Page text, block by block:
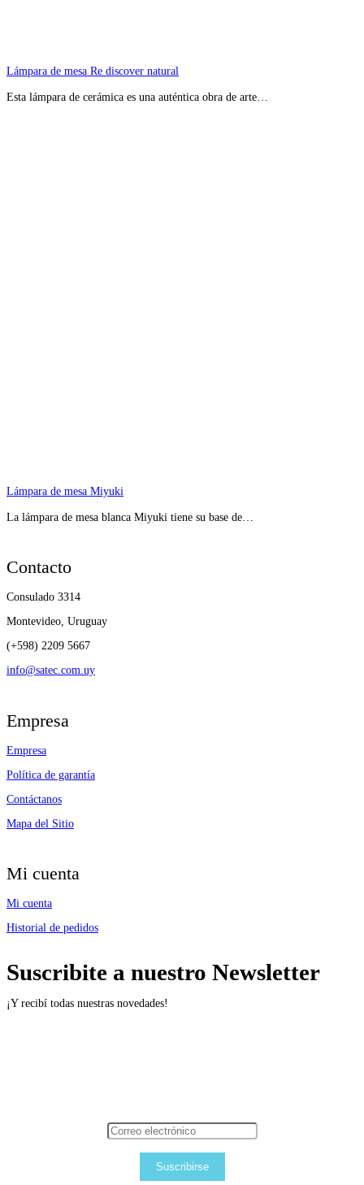
Lámpara de mesa Re discover natural
Esta lámpara de cerámica es una auténtica obra de arte…
Lámpara de mesa Miyuki
La lámpara de mesa blanca Miyuki tiene su base de…
Contacto
Consulado 3314
Montevideo, Uruguay
(+598) 2209 5667
info@satec.com.uy
Empresa
Empresa
Política de garantía
Contáctanos
Mapa del Sitio
Mi cuenta
Mi cuenta
Historial de pedidos
Suscribite a nuestro Newsletter
¡Y recibí todas nuestras novedades!
Suscribirse